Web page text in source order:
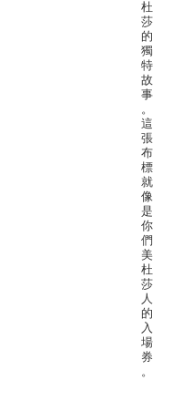
杜
莎
的
獨
特
故
事
。
這
張
布
標
就
像
是
你
們
美
杜
莎
人
的
入
場
券
。